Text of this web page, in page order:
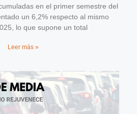
en el primer semestre del
un 6,2% respecto al mismo
lo que supone un total
Leer más »